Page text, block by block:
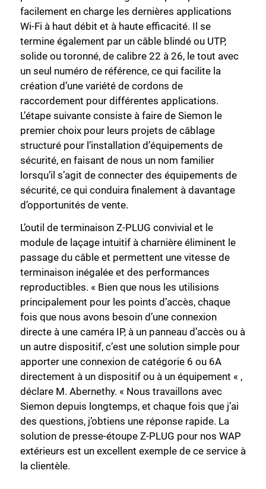
facilement en charge les dernières applications
Wi-Fi à haut débit et à haute efficacité. Il se
termine également par un câble blindé ou UTP,
solide ou toronné, de calibre 22 à 26, le tout avec
un seul numéro de référence, ce qui facilite la
création d’une variété de cordons de
raccordement pour différentes applications.
L’étape suivante consiste à faire de Siemon le
premier choix pour leurs projets de câblage
structuré pour l’installation d’équipements de
sécurité, en faisant de nous un nom familier
lorsqu’il s’agit de connecter des équipements de
sécurité, ce qui conduira finalement à davantage
d’opportunités de vente.
L’outil de terminaison Z-PLUG convivial et le
module de laçage intuitif à charnière éliminent le
passage du câble et permettent une vitesse de
terminaison inégalée et des performances
reproductibles. « Bien que nous les utilisions
principalement pour les points d’accès, chaque
fois que nous avons besoin d’une connexion
directe à une caméra IP, à un panneau d’accès ou à
un autre dispositif, c’est une solution simple pour
apporter une connexion de catégorie 6 ou 6A
directement à un dispositif ou à un équipement « ,
déclare M. Abernethy. « Nous travaillons avec
Siemon depuis longtemps, et chaque fois que j’ai
des questions, j’obtiens une réponse rapide. La
solution de presse-étoupe Z-PLUG pour nos WAP
extérieurs est un excellent exemple de ce service à
la clientèle.
Fermer